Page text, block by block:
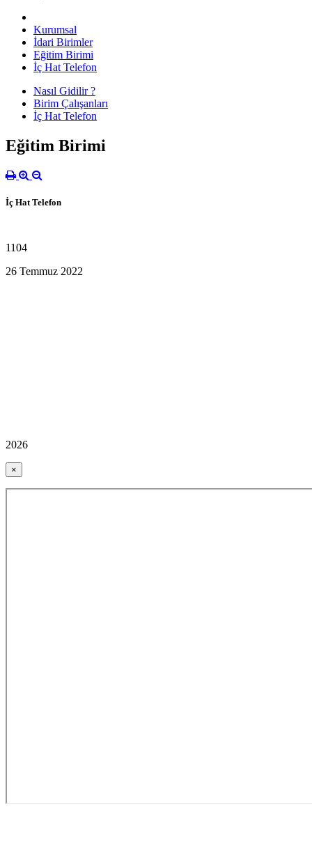
Kurumsal
İdari Birimler
Eğitim Birimi
İç Hat Telefon
Nasıl Gidilir ?
Birim Çalışanları
İç Hat Telefon
Eğitim Birimi
İç Hat Telefon
1104
26 Temmuz 2022
2026
×